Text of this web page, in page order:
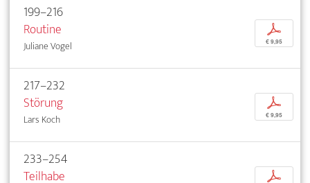
199–216
Routine
Juliane Vogel
p
€ 9,95
217–232
Störung
Lars Koch
p
€ 9,95
233–254
Teilhabe
p